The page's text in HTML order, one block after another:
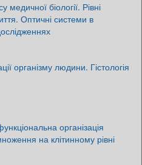
медичної біології. Рівні
Оптичні системи в
організму людини. Гістологія
організація
на клітинному рівні